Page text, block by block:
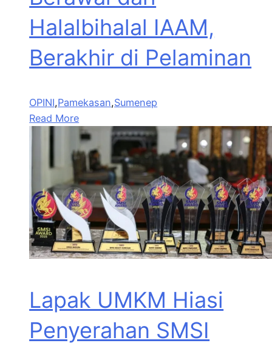
Halalbihalal IAAM,
Berakhir di Pelaminan
OPINI,Pamekasan,Sumenep
Read More
Lapak UMKM Hiasi
Penyerahan SMSI